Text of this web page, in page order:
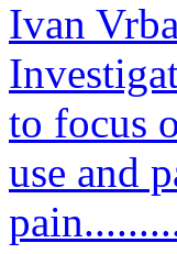
Ivan Vrba
to focus
use and